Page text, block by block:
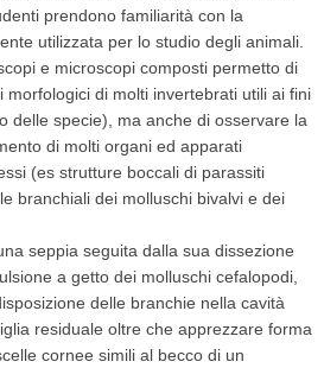
prendono familiarità con la
utilizzata per lo studio degli animali.
e microscopi composti permetto di
morfologici di molti invertebrati utili ai fini
delle specie), ma anche di osservare la
di molti organi ed apparati
(es strutture boccali di parassiti
branchiali dei molluschi bivalvi e dei
seppia seguita dalla sua dissezione
a getto dei molluschi cefalopodi,
delle branchie nella cavità
residuale oltre che apprezzare forma
cornee simili al becco di un